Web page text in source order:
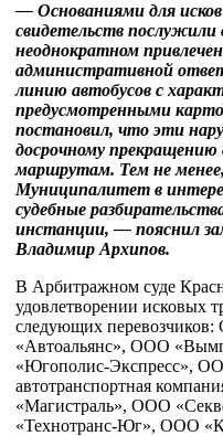
— Основаниями для
свидетельств послужили
неоднократном
административной
линию автобусов с
предусмотренными
постановил, что эти
досрочному
маршрутам. Тем не
Муниципалитет в
судебные
инстанции, — пояснил
Владимир Архипов.
В Арбитражном суде
удовлетворении исковых
следующих
«Автоальянс», ООО
«Югополис-Экспресс»,
автотранспортная
«Магистраль», ООО
«Технотранс-Юг», ООО